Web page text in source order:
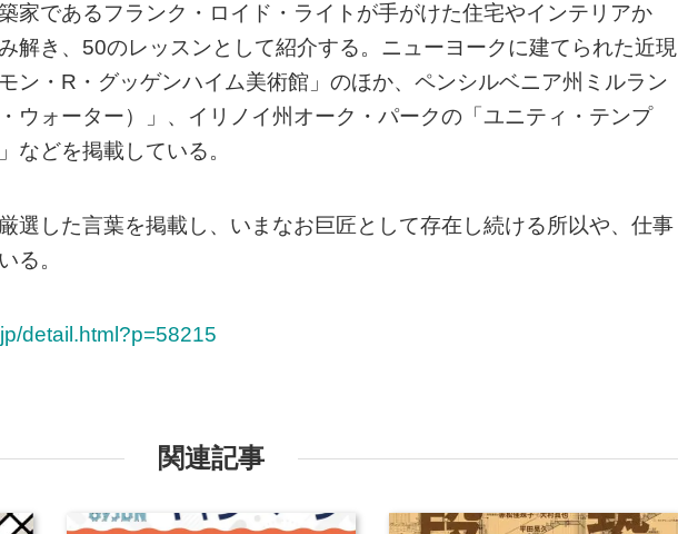
家であるフランク・ロイド・ライトが手がけた住宅やインテリアか
解き、50のレッスンとして紹介する。ニューヨークに建てられた近現
ン・R・グッゲンハイム美術館」のほか、ペンシルベニア州ミルラン
ウォーター）」、イリノイ州オーク・パークの「ユニティ・テンプ
などを掲載している。
選した言葉を掲載し、いまなお巨匠として存在し続ける所以や、仕事
る。
detail.html?p=58215
関連記事